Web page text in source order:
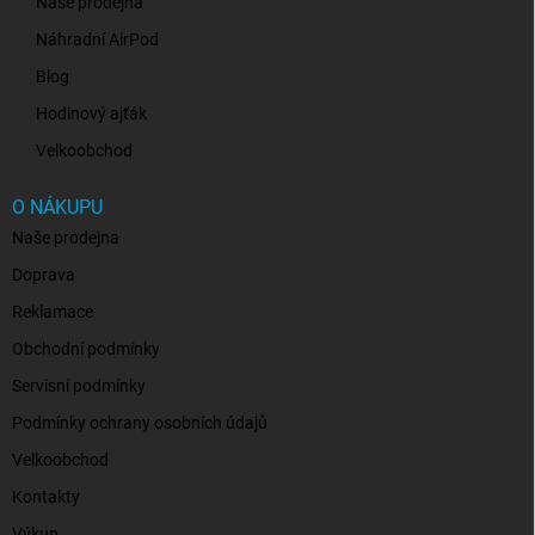
Náhradní AirPod
Blog
Hodinový ajťák
Velkoobchod
O NÁKUPU
Naše prodejna
Doprava
Reklamace
Obchodní podmínky
Servisní podmínky
Podmínky ochrany osobních údajů
Velkoobchod
Kontakty